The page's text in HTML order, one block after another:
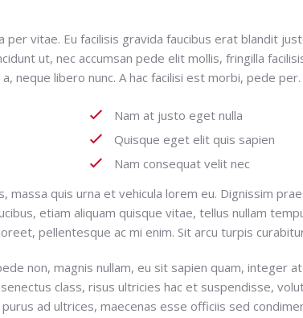
vitae. Eu facilisis gravida faucibus erat blandit
ut, nec accumsan pede elit mollis, fringilla
neque libero nunc. A hac facilisi est morbi, pede per.
Nam at justo eget nulla
Quisque eget elit quis sapien
Nam consequat velit nec
quis urna et vehicula lorem eu. Dignissim
etiam aliquam quisque vitae, tellus nullam
pellentesque ac mi enim. Sit arcu turpis
non, magnis nullam, eu sit sapien quam, integer
class, risus ultricies hac et suspendisse,
ad ultrices, maecenas esse officiis sed